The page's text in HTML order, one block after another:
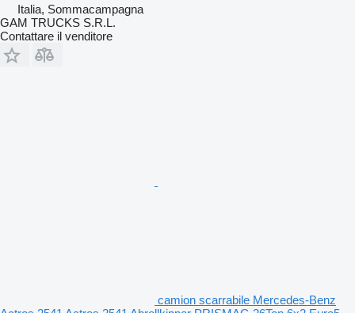
Italia, Sommacampagna
GAM TRUCKS S.R.L.
Contattare il venditore
camion scarrabile Mercedes-Benz